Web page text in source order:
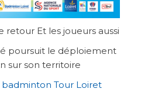
retour Et les joueurs aussi
poursuit le déploiement
sur son territoire
badminton Tour Loiret